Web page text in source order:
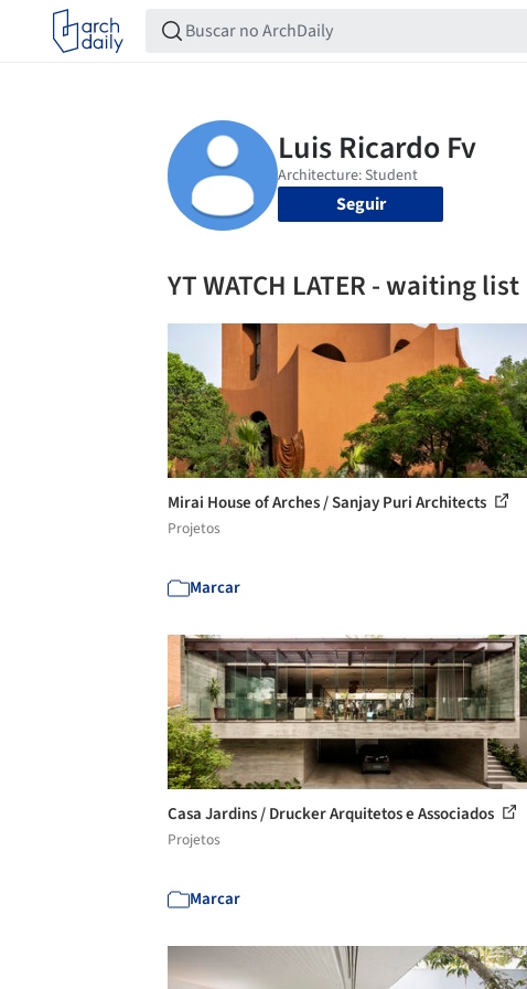
Seguir
YT WATCH LATER - waiting list
Mirai House of Arches / Sanjay Puri Architects
Projetos
Marcar
Casa Jardins / Drucker Arquitetos e Associados
Projetos
Marcar